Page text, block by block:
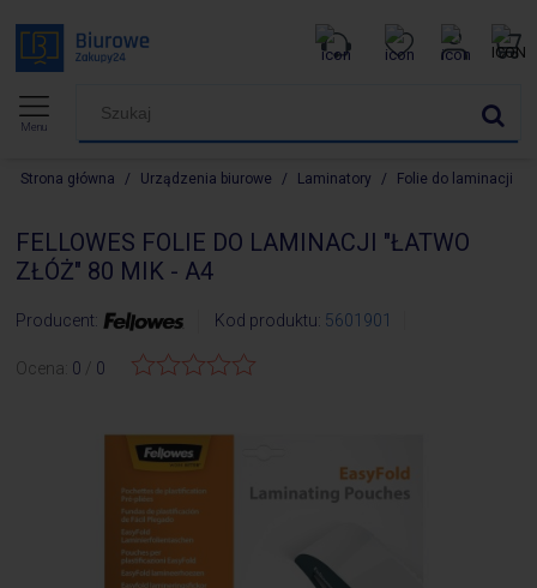
Menu
Strona główna / Urządzenia biurowe / Laminatory / Folie do laminacji
FELLOWES FOLIE DO LAMINACJI "ŁATWO
ZŁÓŻ" 80 MIK - A4
Producent: Kod produktu: 5601901
Ocena: 0 0